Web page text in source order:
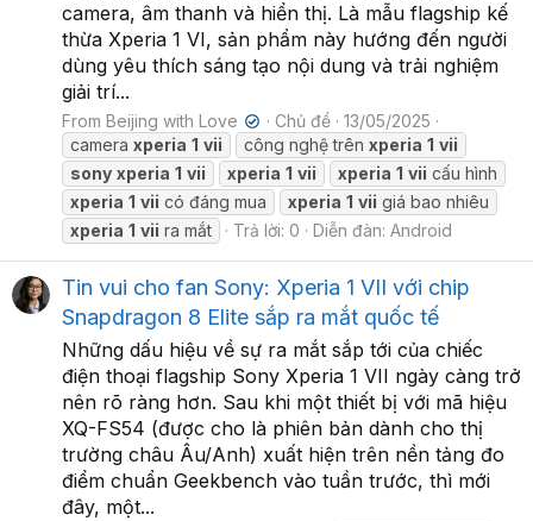
camera, âm thanh và hiển thị. Là mẫu flagship kế
thừa Xperia 1 VI, sản phẩm này hướng đến người
dùng yêu thích sáng tạo nội dung và trải nghiệm
giải trí...
From Beijing with Love ✔ Chủ đề
13/05/2025
camera xperia 1 vii công nghệ trên xperia 1 vii
sony xperia 1 vii xperia 1 vii xperia 1 vii cấu hình
xperia 1 vii có đáng mua xperia 1 vii giá bao nhiêu
xperia 1 vii ra mắt Trả lời: 0 Diễn đàn: Android
Tin vui cho fan Sony: Xperia 1 VII với chip
Snapdragon 8 Elite sắp ra mắt quốc tế
Những dấu hiệu về sự ra mắt sắp tới của chiếc
điện thoại flagship Sony Xperia 1 VII ngày càng trở
nên rõ ràng hơn. Sau khi một thiết bị với mã hiệu
XQ-FS54 (được cho là phiên bản dành cho thị
trường châu Âu/Anh) xuất hiện trên nền tảng đo
điểm chuẩn Geekbench vào tuần trước, thì mới
đây, một...